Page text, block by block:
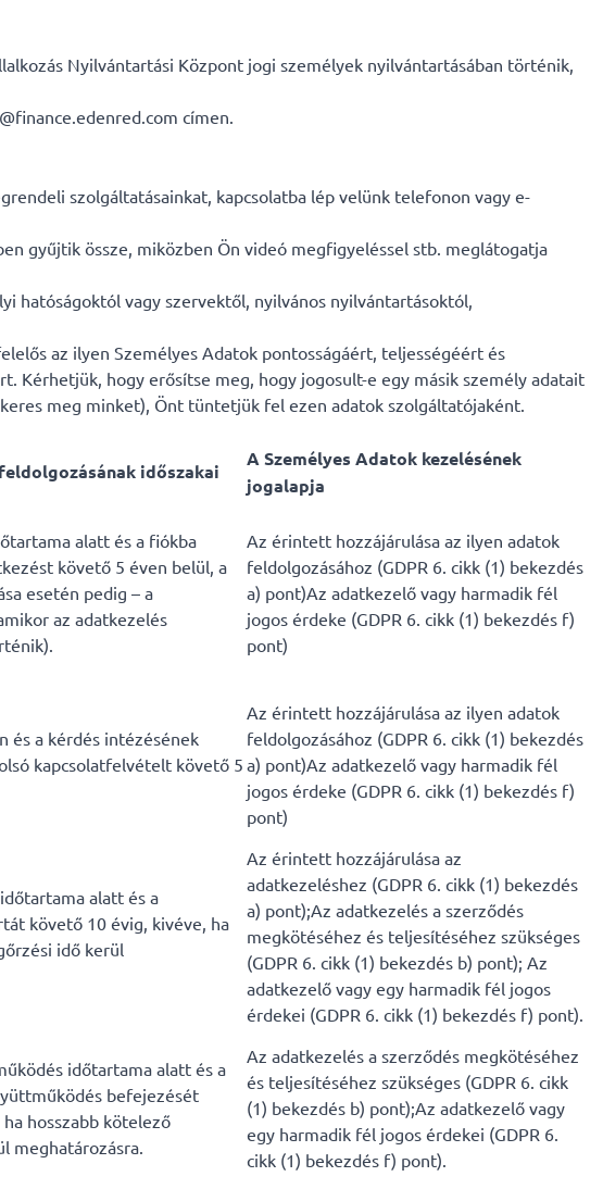
Nyilvántartási Központ jogi személyek nyilvántartásában történik,
címen.
szolgáltatásainkat, kapcsolatba lép velünk telefonon vagy e-
gyűjtik össze, miközben Ön videó megfigyeléssel stb. meglátogatja
hatóságoktól vagy szervektől, nyilvános nyilvántartásoktól,
az ilyen Személyes Adatok pontosságáért, teljességéért és
Kérhetjük, hogy erősítse meg, hogy jogosult-e egy másik személy adatait
meg minket), Önt tüntetjük fel ezen adatok szolgáltatójaként.
időszakai
A Személyes Adatok kezelésének
jogalapja
alatt és a fiókba
követő 5 éven belül, a
esetén pedig – a
az adatkezelés
Az érintett hozzájárulása az ilyen adatok
feldolgozásához (GDPR 6. cikk (1) bekezdés
a) pont)Az adatkezelő vagy harmadik fél
jogos érdeke (GDPR 6. cikk (1) bekezdés f)
pont)
és a kérdés intézésének
kapcsolatfelvételt követő 5
Az érintett hozzájárulása az ilyen adatok
feldolgozásához (GDPR 6. cikk (1) bekezdés
a) pont)Az adatkezelő vagy harmadik fél
jogos érdeke (GDPR 6. cikk (1) bekezdés f)
pont)
alatt és a
követő 10 évig, kivéve, ha
idő kerül
Az érintett hozzájárulása az
adatkezeléshez (GDPR 6. cikk (1) bekezdés
a) pont);Az adatkezelés a szerződés
megkötéséhez és teljesítéséhez szükséges
(GDPR 6. cikk (1) bekezdés b) pont); Az
adatkezelő vagy egy harmadik fél jogos
érdekei (GDPR 6. cikk (1) bekezdés f) pont).
időtartama alatt és a
befejezését
hosszabb kötelező
meghatározásra.
Az adatkezelés a szerződés megkötéséhez
és teljesítéséhez szükséges (GDPR 6. cikk
(1) bekezdés b) pont);Az adatkezelő vagy
egy harmadik fél jogos érdekei (GDPR 6.
cikk (1) bekezdés f) pont).